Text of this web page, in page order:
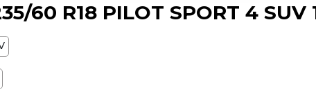
60 R18 PILOT SPORT 4 SUV